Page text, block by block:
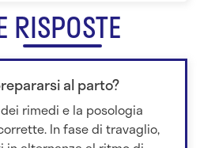
la pubblicazione presso
World Congress of Perinatal
Responses To
Impared by conventional
as compared to breast-
RISPOSTE
al parto?
rimedi e la posologia
In fase di travaglio,